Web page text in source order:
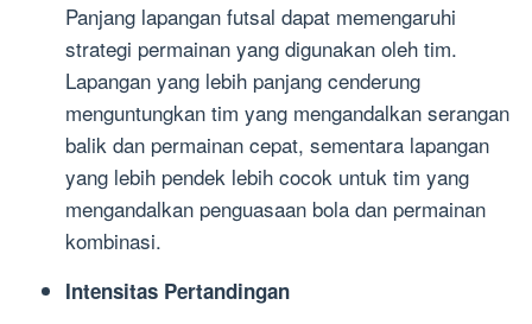
Panjang lapangan futsal dapat memengaruhi
strategi permainan yang digunakan oleh tim.
Lapangan yang lebih panjang cenderung
menguntungkan tim yang mengandalkan serangan
balik dan permainan cepat, sementara lapangan
yang lebih pendek lebih cocok untuk tim yang
mengandalkan penguasaan bola dan permainan
kombinasi.
Intensitas Pertandingan